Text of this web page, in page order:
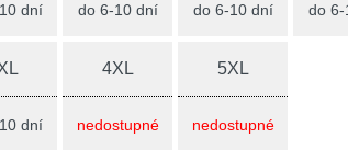
dní do 6-10 dní do 6-10 dní do
dní
4XL
nedostupné
5XL
nedostupné